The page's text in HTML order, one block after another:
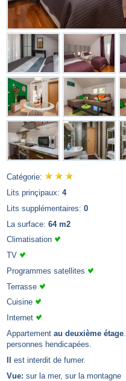
Catégorie:
Lits prinçipaux: 4
Lits supplémentaires: 0
La surface: 64 m2
Climatisation
TV
Programmes satellites
Terrasse
Cuisine
Internet
Appartement au deuxième étage.
personnes hendicapées.
est interdit de fumer.
Vue: sur la mer, sur la montagne